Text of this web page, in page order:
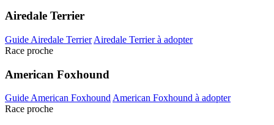
Airedale Terrier
Guide Airedale Terrier Airedale Terrier à adopter
Race proche
American Foxhound
Guide American FoxhoundAmerican Foxhound à adopter
Race proche